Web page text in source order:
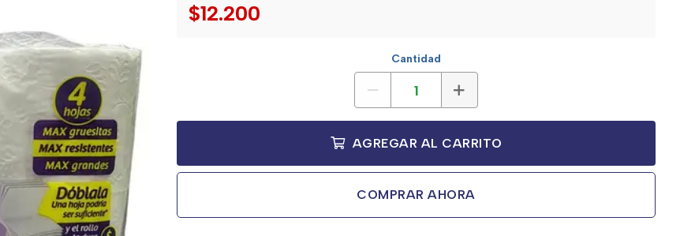
$12.200
Cantidad
AGREGAR AL CARRITO
COMPRAR AHORA